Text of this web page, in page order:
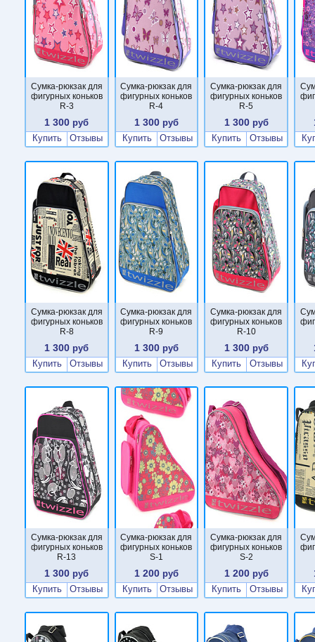
Сумка-рюкзак для
фигурных коньков
R-3
1 300 руб
Купить
Отзывы
Сумка-рюкзак для
фигурных коньков
R-4
1 300 руб
Купить
Отзывы
Сумка-рюкзак для
фигурных коньков
R-5
1 300руб
Купить
Отзывы
Сумка-рюкзак для
фигурных коньков
R-8
1 300 руб
Купить
Отзывы
Сумка-рюкзак для
фигурных коньков
R-9
1 300 руб
Купить
Отзывы
Сумка-рюкзак для
фигурных коньков
R-10
1 300руб
Купить
Отзывы
Сумка-рюкзак для
фигурных коньков
R-13
1 300 руб
Купить
Отзывы
Сумка-рюкзак для
фигурных коньков
S-1
1 200 руб
Купить
Отзывы
Сумка-рюкзак для
фигурных коньков
S-2
1 200руб
Купить
Отзывы